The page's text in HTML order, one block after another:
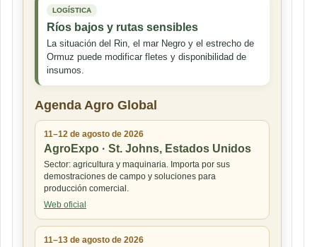
LOGÍSTICA
Ríos bajos y rutas sensibles
La situación del Rin, el mar Negro y el estrecho de
Ormuz puede modificar fletes y disponibilidad de
insumos.
Agenda Agro Global
11–12 de agosto de 2026
AgroExpo · St. Johns, Estados Unidos
Sector: agricultura y maquinaria. Importa por sus
demostraciones de campo y soluciones para
producción comercial.
Web oficial
11–13 de agosto de 2026